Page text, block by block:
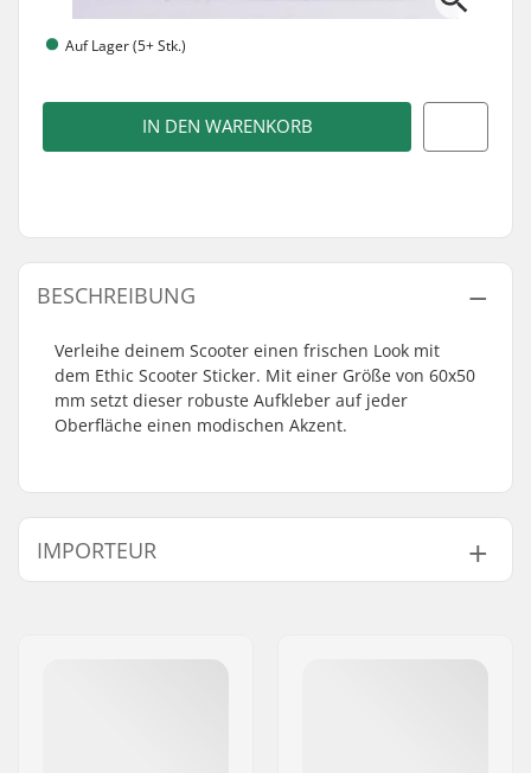
Auf Lager (5+ Stk.)
IN DEN WARENKORB
BESCHREIBUNG
Verleihe deinem Scooter einen frischen Look mit
dem Ethic Scooter Sticker. Mit einer Größe von 60x50
mm setzt dieser robuste Aufkleber auf jeder
Oberfläche einen modischen Akzent.
IMPORTEUR